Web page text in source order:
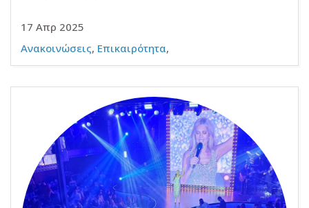
17 Απρ 2025
Ανακοινώσεις, Επικαιρότητα,